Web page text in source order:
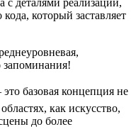
который заставляет
запоминания!
базовая концепция не
как искусство,
до более